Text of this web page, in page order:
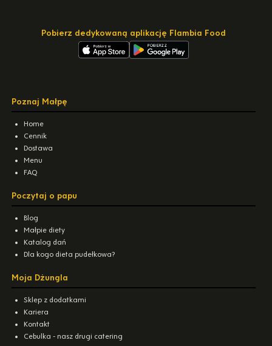
Pobierz dedykowaną aplikację Flambia Food
Poznaj Małpę
Home
Cennik
Dostawa
Menu
FAQ
Poczytaj o papu
Blog
Małpie diety
Katalog dań
Dla kogo dieta pudełkowa?
Moja Dżungla
Sklep z dodatkami
Kariera
Kontakt
Cebulka - nasz drugi catering